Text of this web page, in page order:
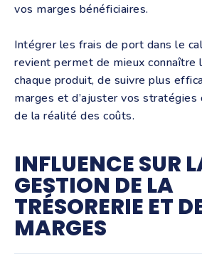
vos marges bénéficiaires.
Intégrer les frais de port dans le
revient permet de mieux connaître
chaque produit, de suivre plus
marges et d’ajuster vos
de la réalité des coûts.
INFLUENCE SUR
GESTION DE LA
TRÉSORERIE ET
MARGES